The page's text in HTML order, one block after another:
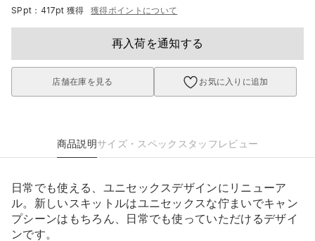
SPpt：417pt 獲得 獲得ポイントについて
再入荷を通知する
店舗在庫を見る お気に入りに追加
商品説明サイズ・スペック スタッフレビュー
日常でも使える、ユニセックスデザインにリニューア
ル。新しいスキットルはユニセックスな佇まいでキャン
プシーンはもちろん、日常でも使っていただけるデザイ
ンです。